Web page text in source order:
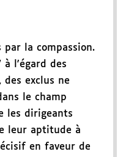
par la compassion.
à l'égard des
des exclus ne
le champ
les dirigeants
leur aptitude à
en faveur de